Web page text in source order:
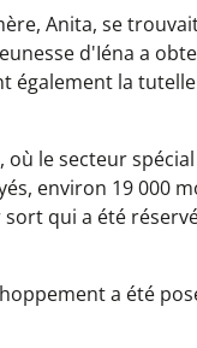
Anita, se
d'Iéna a
également la
le secteur
environ 19 000
qui a été
a été